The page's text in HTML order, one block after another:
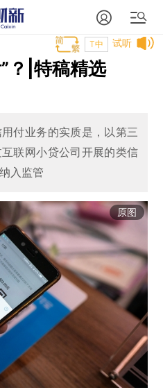
试听
T中
？|特稿精选
付业务的实质是，以第三
联网小贷公司开展的类信
入监管
原图